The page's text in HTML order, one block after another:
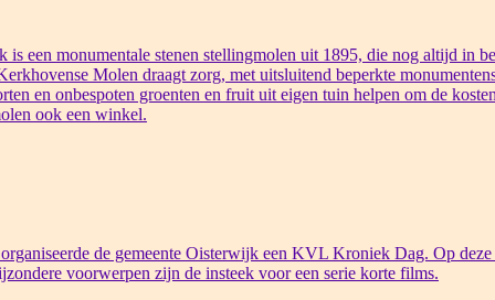
een monumentale stenen stellingmolen uit 1895, die nog altijd in
Molen draagt zorg, met uitsluitend beperkte
en onbespoten groenten en fruit uit eigen tuin helpen om de
ook een winkel.
de gemeente Oisterwijk een KVL Kroniek Dag. Op
voorwerpen zijn de insteek voor een serie korte films.